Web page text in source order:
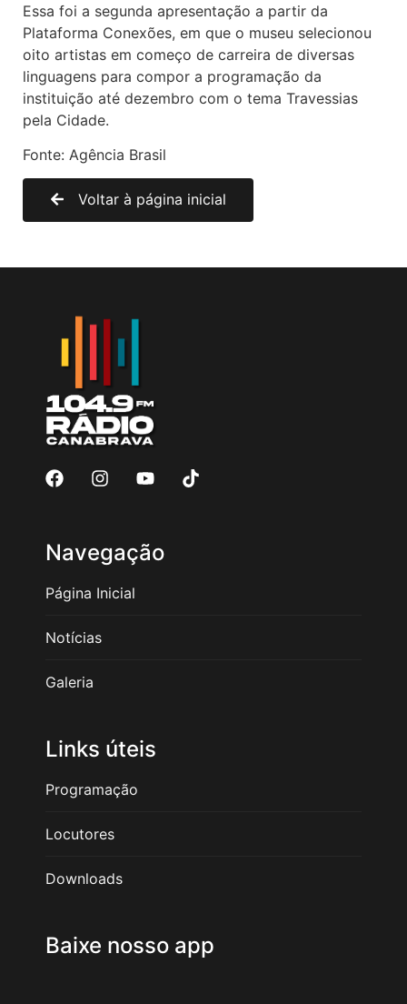
Essa foi a segunda apresentação a partir da
Plataforma Conexões, em que o museu selecionou
oito artistas em começo de carreira de diversas
linguagens para compor a programação da
instituição até dezembro com o tema Travessias
pela Cidade.
Fonte: Agência Brasil
Voltar à página inicial
Navegação
Página Inicial
Notícias
Galeria
Links úteis
Programação
Locutores
Downloads
Baixe nosso app